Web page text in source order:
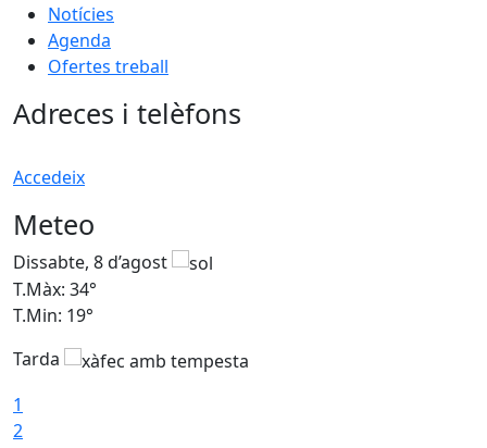
Notícies
Agenda
Ofertes treball
Adreces i telèfons
Accedeix
Meteo
Dissabte, 8 d’agost
T.Màx: 34°
T.Min: 19°
Tarda
1
2